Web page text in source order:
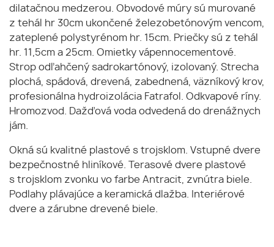
dilatačnou medzerou. Obvodové múry sú murované
z tehál hr 30cm ukončené železobetónovým vencom,
zateplené polystyrénom hr. 15cm. Priečky sú z tehál
hr. 11,5cm a 25cm. Omietky vápennocementové.
Strop odľahčený sadrokartónový, izolovaný. Strecha
plochá, spádová, drevená, zabednená, väzníkový krov,
profesionálna hydroizolácia Fatrafol. Odkvapové ríny.
Hromozvod. Dažďová voda odvedená do drenážnych
jám.
Okná sú kvalitné plastové s trojsklom. Vstupné dvere
bezpečnostné hliníkové. Terasové dvere plastové
s trojsklom zvonku vo farbe Antracit, zvnútra biele.
Podlahy plávajúce a keramická dlažba. Interiérové
dvere a zárubne drevené biele.